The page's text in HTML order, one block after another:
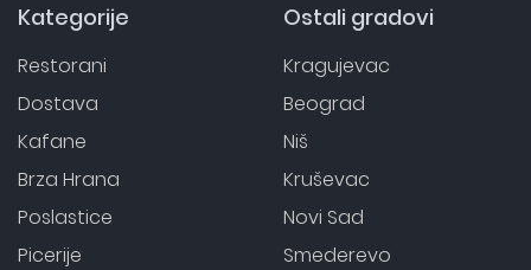
Kategorije
Restorani
Dostava
Kafane
Brza Hrana
Poslastice
Picerije
Ostali gradovi
Kragujevac
Beograd
Niš
Kruševac
Novi Sad
Smederevo